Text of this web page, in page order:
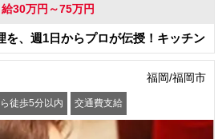
給30万円～75万円
を、週1日からプロが伝授！キッチン
福岡/福岡市
徒歩5分以内 交通費支給